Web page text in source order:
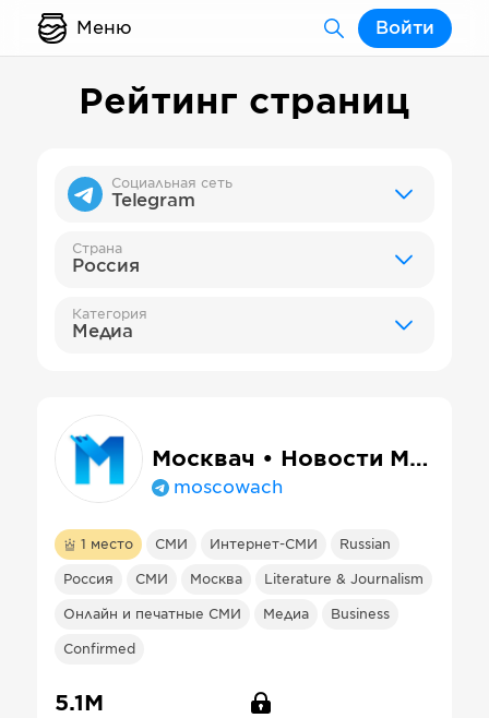
Меню Войти
Рейтинг страниц
Социальная сеть
Telegram
Страна
Россия
Категория
Медиа
Москвач • Новости Москвы
moscowach
1 место СМИ Интернет-СМИ Russian
Россия СМИ Москва Literature & Journalism
Онлайн и печатные СМИ Медиа Business
Confirmed
5.1М